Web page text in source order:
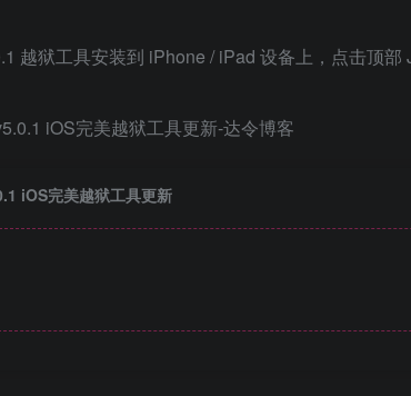
越狱工具安装到 iPhone / iPad 设备上，点击顶
iOS完美越狱工具更新